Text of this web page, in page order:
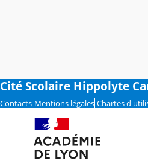
Cité Scolaire Hippolyte
Contacts Mentions légales Chartes